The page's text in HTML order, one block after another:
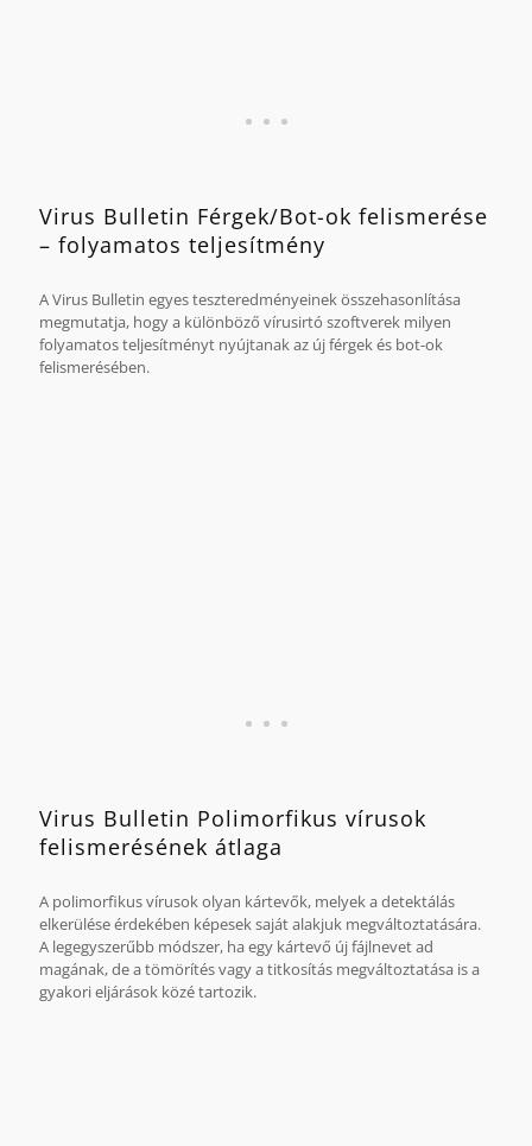
Virus Bulletin Férgek/Bot-ok felismerése
– folyamatos teljesítmény
A Virus Bulletin egyes teszteredményeinek összehasonlítása
megmutatja, hogy a különböző vírusirtó szoftverek milyen
folyamatos teljesítményt nyújtanak az új férgek és bot-ok
felismerésében.
Virus Bulletin Polimorfikus vírusok
felismerésének átlaga
A polimorfikus vírusok olyan kártevők, melyek a detektálás
elkerülése érdekében képesek saját alakjuk megváltoztatására.
A legegyszerűbb módszer, ha egy kártevő új fájlnevet ad
magának, de a tömörítés vagy a titkosítás megváltoztatása is a
gyakori eljárások közé tartozik.